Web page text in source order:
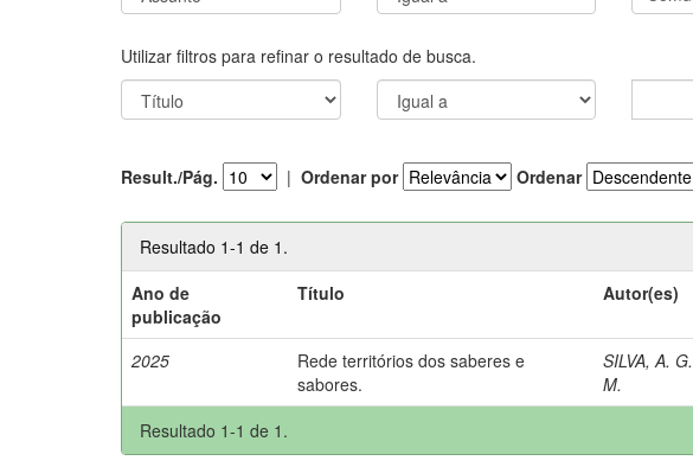
Utilizar filtros para refinar o resultado de busca.
Result./Pág. | Ordenar por Ordenar
Resultado 1-1 de 1.
Ano de
publicação
Título Autor(es)
2025
Rede territórios dos saberes e
sabores.
SILVA, A. G.
M.
Resultado 1-1 de 1.